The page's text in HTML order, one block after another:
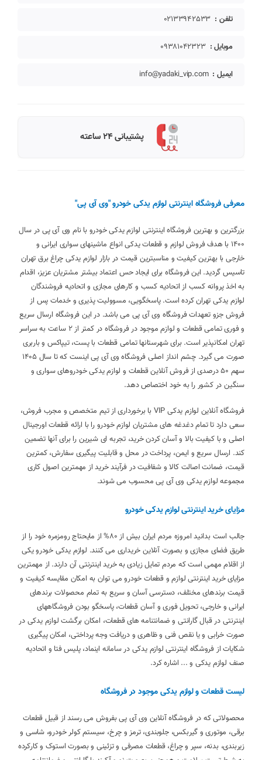
تلفن : 02133942533
موبایل : 09381042323
ایمیل : info@yadaki_vip.com
پشتیبانی 24 ساعته
معرفی فروشگاه اینترنتی لوازم یدکی خودرو "وی آی پی"
بزرگترین و بهترین فروشگاه اینترنتی لوازم یدکی خودرو با نام وی آی پی در سال
1400 با هدف فروش لوازم و قطعات یدکی انواع ماشینهای سواری ایرانی و
خارجی با بهترین کیفیت و مناسبترین قیمت در بازار لوازم یدکی چراغ برق تهران
تاسیس گردید. این فروشگاه برای ایجاد حس اعتماد بیشتر مشتریان عزیز، اقدام
به اخذ پروانه کسب از اتحادیه کسب و کارهای مجازی و اتحادیه فروشندگان
لوازم یدکی تهران کرده است. پاسخگویی، مسوولیت پذیری و خدمات پس از
فروش جزو تعهدات فروشگاه وی آی پی می باشد. در این فروشگاه ارسال سریع
و فوری تمامی قطعات و لوازم موجود در فروشگاه در کمتر از 2 ساعت به سراسر
تهران امکانپذیر است. برای شهرستانها تمامی قطعات با پست، تیپاکس و باربری
صورت می گیرد. چشم انداز اصلی فروشگاه وی آی پی اینست که تا سال 1405
سهم 50 درصدی از فروش آنلاین قطعات و لوازم یدکی خودروهای سواری و
سنگین در کشور را به خود اختصاص دهد.
فروشگاه آنلاین لوازم یدکی VIP با برخورداری از تیم متخصص و مجرب فروش،
سعی دارد تا تمام دغدغه های مشتریان لوازم خودرو را با ارائه قطعات اورجینال
اصلی و با کیفیت بالا و آسان کردن خرید، تجربه ای شیرین را برای آنها تضمین
کند. ارسال سریع و ایمن، پرداخت در محل و قابلیت پیگیری سفارش، کمترین
قیمت، ضمانت اصالت کالا و شفافیت در فرآیند خرید از مهمترین اصول کاری
مجموعه لوازم یدکی وی آی پی محسوب می شوند.
مزایای خرید اینترنتی لوازم یدکی خودرو
جالب است بدانید امروزه مردم ایران بیش از 80% از مایحتاج رومزمره خود را از
طریق فضای مجازی و بصورت آنلاین خریداری می کنند. لوازم یدکی خودرو یکی
از اقلام مهمی است که مردم تمایل زیادی به خرید اینترنتی آن دارند. از مهمترین
مزایای خرید اینترنتی لوازم و قطعات خودرو می توان به امکان مقایسه کیفیت و
قیمت برندهای مختلف، دسترسی آسان و سریع به تمام محصولات برندهای
ایرانی و خارجی، تحویل فوری و آسان قطعات، پاسخگو بودن فروشگاههای
اینترنتی در قبال گارانتی و ضمانتنامه های قطعات، امکان برگشت لوازم یدکی در
صورت خرابی و یا نقص فنی و ظاهری و دریافت وجه پرداختی، امکان پیگیری
شکایات از فروشگاه اینترنتی لوازم یدکی در سامانه اینماد، پلیس فتا و اتحادیه
صنف لوازم یدکی و ... اشاره کرد.
لیست قطعات و لوازم یدکی موجود در فروشگاه
محصولاتی که در فروشگاه آنلاین وی آی پی بفروش می رسند از قبیل قطعات
برقی، موتوری و گیربکس، جلوبندی، ترمز و چرخ، سیستم کولر خودرو، شاسی و
زیربندی، بدنه، سپر و چراغ، قطعات مصرفی و تزئینی و بصورت استوک و کارکرده